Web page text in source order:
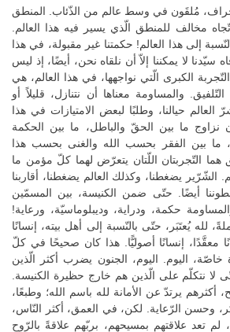
مُلقَون في وسط عالم من الذّئاب. المنطق
مخالف للمنطق الّذي يسير فيه هذا العالم.
إلى هذا العالم! حكمتنا غير مقبولة، في هذا
سيّدنا لا يمكننا إلاّ أن نلقاه نحن، أيضًا، إذ ليس
الكبرى الّتي نواجهها، في هذا العالم، هي
والمساومة معناها أن نتنازل، قليلاً أو
العالم حيالنا، وطلبًا لبعض الامتيازات في هذا
نزاوج ما بين الحقّ والباطل، ما بين الحكمة
ما بين الفقر بحسب الله والغنى بحسب هذا
هما التّجربتان اللّتان يتعرّض لهما كلّ مؤمن ما
الشّرّير يضغطنا، وكذلك العالم يضغطنا، أقاربنا
أيضًا. حتّى ضمن الكنيسة، بين المسمّين
حكمة، ودراية، وديبلوماسيّة، ورعاية!
لله يُعتَبَر، حتّى بالنّسبة إلى أهل بيته، إنسانًا
معقَّدًا، إنسانًا أصوليًّا. هذا كان صحيحًا في كلّ
اليوم. اليوم، الجنون يضرب أكثر الّذين
لا نتكلّم على الّذين هم خارج حظيرة الكنيسة.
أكثرهم يرتدّ عن الأمانة لله باسم الله؛ وطبعًا،
وحسن الرّعاية. لكن، في العمق، أكثر النّاس،
تعد علاقتهم بمسيحهم، بربّهم علاقةً بالرّوح